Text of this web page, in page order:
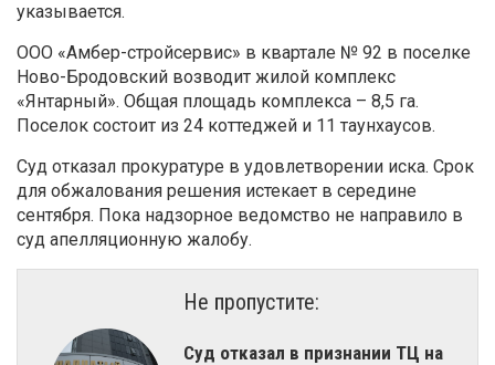
указывается.
ООО «Амбер-стройсервис» в квартале № 92 в поселке
Ново-Бродовский возводит жилой комплекс
«Янтарный». Общая площадь комплекса – 8,5 га.
Поселок состоит из 24 коттеджей и 11 таунхаусов.
Суд отказал прокуратуре в удовлетворении иска. Срок
для обжалования решения истекает в середине
сентября. Пока надзорное ведомство не направило в
суд апелляционную жалобу.
Не пропустите:
Суд отказал в признании ТЦ на